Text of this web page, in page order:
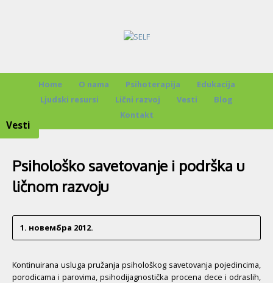
Home O nama Psihoterapija
Edukacija
Ljudski resursi
Lični razvoj Vesti
Blog
Kontakt
Vesti
Psihološko savetovanje i podrška u
ličnom razvoju
1. новембра 2012.
Kontinuirana usluga pružanja psihološkog savetovanja pojedincima,
porodicama i parovima, psihodijagnostička procena dece i odraslih,